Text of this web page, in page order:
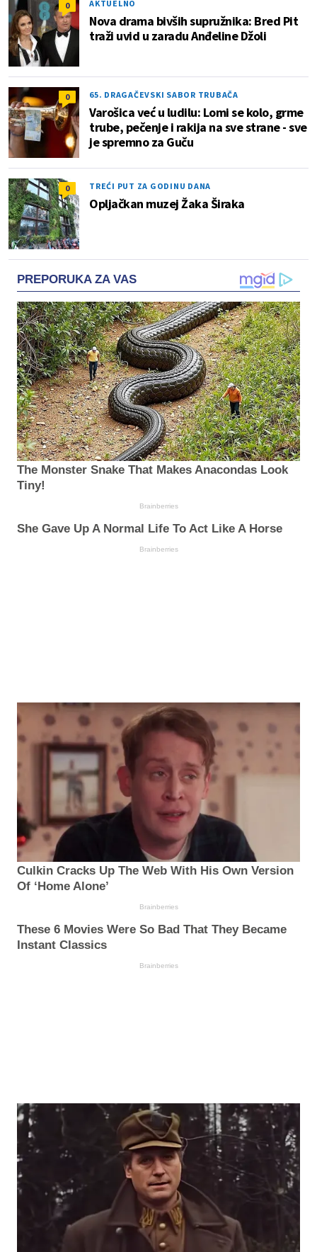
0 AKTUELNO
Nova drama bivših supružnika: Bred Pit
traži uvid u zaradu Anđeline Džoli
0 65. DRAGAČEVSKI SABOR TRUBAČA
Varošica već u ludilu: Lomi se kolo, grme
trube, pečenje i rakija na sve strane - sve
je spremno za Guču
0 TREĆI PUT ZA GODINU DANA
Opljačkan muzej Žaka Širaka
PREPORUKA ZA VAS
The Monster Snake That Makes Anacondas Look
Tiny!
Brainberries
She Gave Up A Normal Life To Act Like A Horse
Brainberries
Culkin Cracks Up The Web With His Own Version
Of ‘Home Alone’
Brainberries
These 6 Movies Were So Bad That They Became
Instant Classics
Brainberries